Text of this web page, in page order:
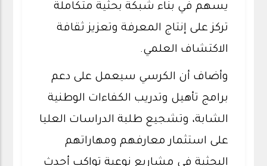
يسهم في بناء شبكة بحثية متكاملة
تركز على إنتاج المعرفة وتعزيز ثقافة
الاكتشاف العلمي.
وأضاف أن الكرسي سيعمل على دعم
برامج تأهيل وتدريب الكفاءات الوطنية
الشابة، وتشجيع طلبة الدراسات العليا
على استثمار معارفهم ومهاراتهم
البحثية في مشاريع نوعية تواكب أحدث